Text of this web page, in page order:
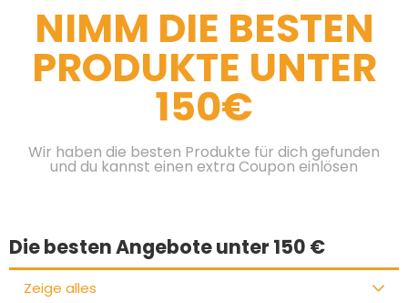
NIMM DIE BESTEN
PRODUKTE UNTER
150€
Wir haben die besten Produkte für dich gefunden
und du kannst einen extra Coupon einlösen
Die besten Angebote unter 150 €
Zeige alles